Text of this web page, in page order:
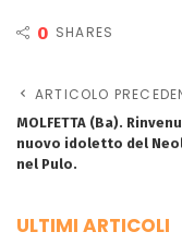
0 SHARES
ARTICOLO
MOLFETTA (Ba).
nuovo idoletto del
nel Pulo.
ULTIMI ARTICOLI